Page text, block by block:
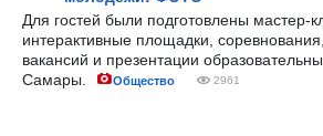
Для гостей были подготовлены мастер-
интерактивные площадки,
вакансий и презентации
Самары.
Общество 2961